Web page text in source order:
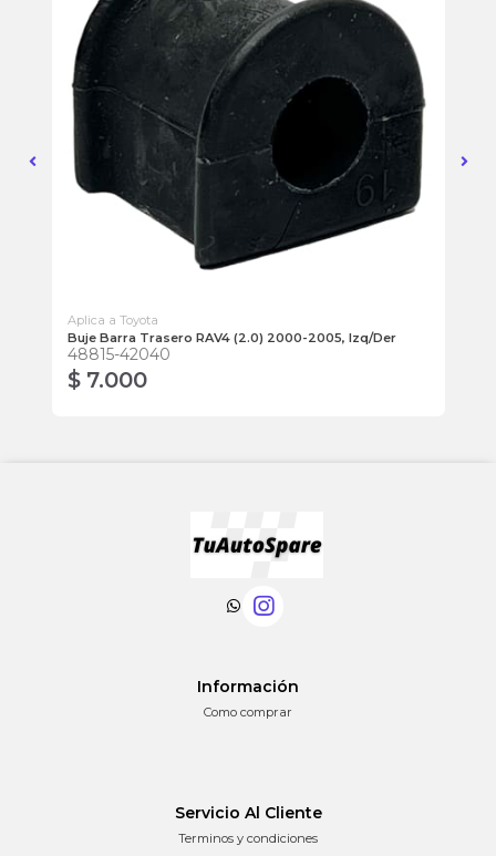
Aplica a Toyota
Buje Barra Trasero RAV4 (2.0) 2000-2005, Izq/Der
48815-42040
$ 7.000
Información
Como comprar
Servicio Al Cliente
Terminos y condiciones